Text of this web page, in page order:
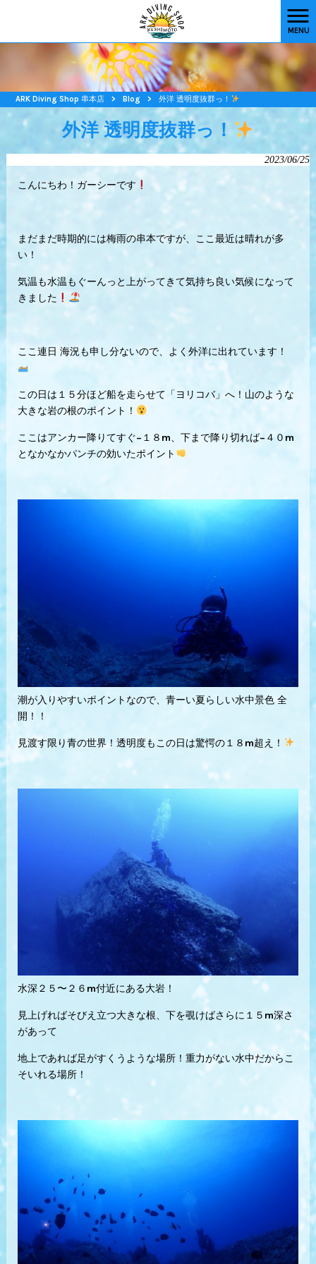
MENU
ARK Diving Shop 串本店 > Blog > 外洋 透明度抜群っ！
外洋 透明度抜群っ！
2023/06/25
こんにちわ！ガーシーです
まだまだ時期的には梅雨の串本ですが、ここ最近は晴れが多
い！
気温も水温もぐーんっと上がってきて気持ち良い気候になって
きました
ここ連日 海況も申し分ないので、よく外洋に出れています！
この日は１５分ほど船を走らせて「ヨリコバ」へ！山のような
大きな岩の根のポイント！
ここはアンカー降りてすぐ−１８m、下まで降り切れば−４０m
となかなかパンチの効いたポイント
潮が入りやすいポイントなので、青ーい夏らしい水中景色 全
開！！
見渡す限り青の世界！透明度もこの日は驚愕の１８m超え！
水深２５〜２６m付近にある大岩！
見上げればそびえ立つ大きな根、下を覗けばさらに１５m深さ
があって
地上であれば足がすくうような場所！重力がない水中だからこ
そいれる場所！